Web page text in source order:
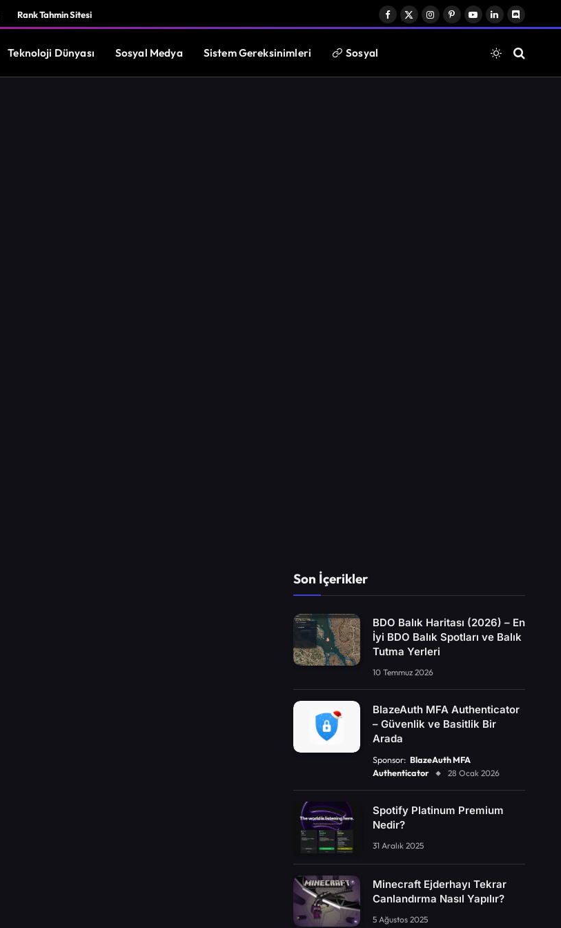
Rank Tahmin Sitesi
Facebook
X
Instagram
PinterestYouTube
LinkedInDiscord
Teknoloji Dünyası Sosyal Medya Sistem Gereksinimleri Sosyal
Son İçerikler
BDO Balık Haritası (2026) – En
İyi BDO Balık Spotları ve Balık
Tutma Yerleri
10 Temmuz 2026
BlazeAuth MFA Authenticator
– Güvenlik ve Basitlik Bir
Arada
Sponsor: BlazeAuth MFA
Authenticator
28 Ocak 2026
Spotify Platinum Premium
Nedir?
31 Aralık 2025
Minecraft Ejderhayı Tekrar
Canlandırma Nasıl Yapılır?
5 Ağustos 2025